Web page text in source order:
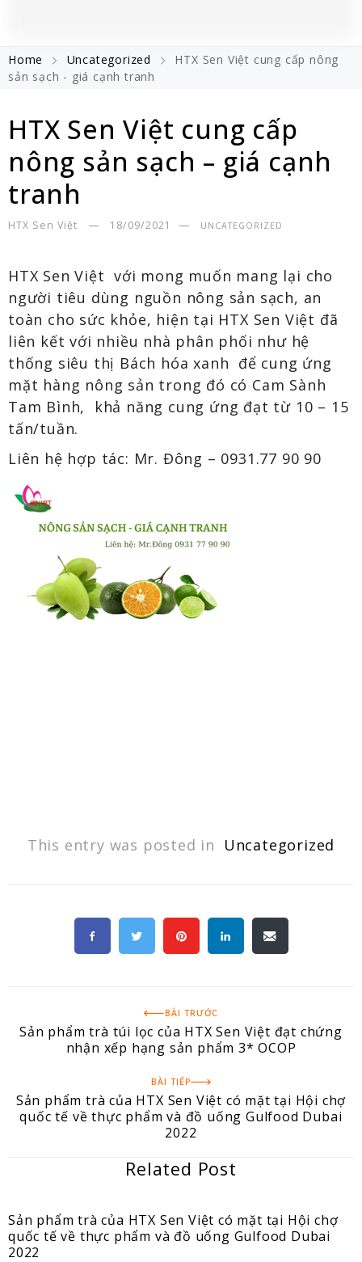
Home Uncategorized
HTX Sen Việt cung cấp nông
sản sạch - giá cạnh tranh
HTX Sen Việt cung cấp
nông sản sạch – giá cạnh
tranh
HTX Sen Việt 18/09/2021 UNCATEGORIZED
HTX Sen Việt với mong muốn mang lại cho
người tiêu dùng nguồn nông sản sạch, an
toàn cho sức khỏe, hiện tại HTX Sen Việt đã
liên kết với nhiều nhà phân phối như hệ
thống siêu thị Bách hóa xanh để cung ứng
mặt hàng nông sản trong đó có Cam Sành
Tam Bình, khả năng cung ứng đạt từ 10 – 15
tấn/tuần.
Liên hệ hợp tác: Mr. Đông – 0931.77 90 90
This entry was posted in Uncategorized
BÀI TRƯỚC
Sản phẩm trà túi lọc của HTX Sen Việt đạt chứng
nhận xếp hạng sản phẩm 3* OCOP
BÀI TIẾP
Sản phẩm trà của HTX Sen Việt có mặt tại Hội chợ
quốc tế về thực phẩm và đồ uống Gulfood Dubai
2022
Related Post
Sản phẩm trà của HTX Sen Việt có mặt tại Hội chợ
quốc tế về thực phẩm và đồ uống Gulfood Dubai
2022